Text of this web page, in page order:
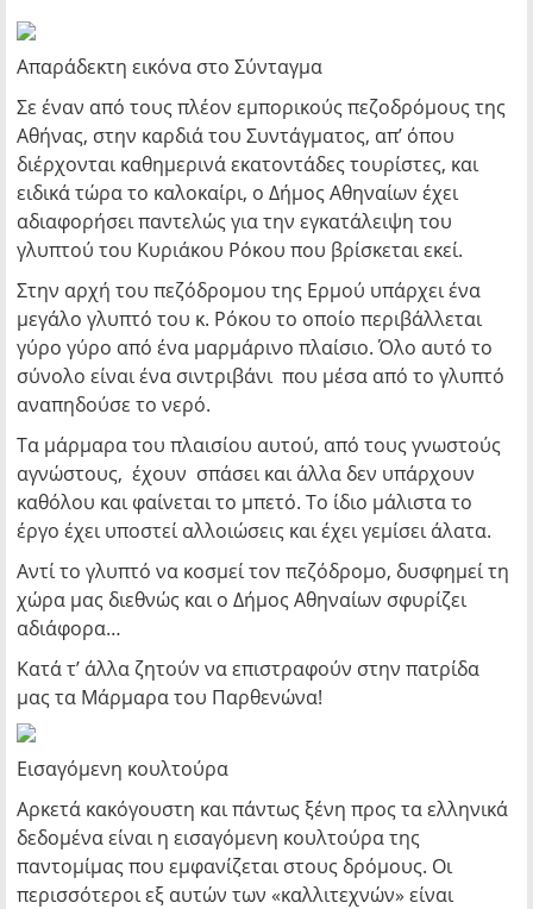
Απαράδεκτη εικόνα στο Σύνταγμα
Σε έναν από τους πλέον εμπορικούς πεζοδρόμους της
Αθήνας, στην καρδιά του Συντάγματος, απ’ όπου
διέρχονται καθημερινά εκατοντάδες τουρίστες, και
ειδικά τώρα το καλοκαίρι, ο Δήμος Αθηναίων έχει
αδιαφορήσει παντελώς για την εγκατάλειψη του
γλυπτού του Κυριάκου Ρόκου που βρίσκεται εκεί.
Στην αρχή του πεζόδρομου της Ερμού υπάρχει ένα
μεγάλο γλυπτό του κ. Ρόκου το οποίο περιβάλλεται
γύρο γύρο από ένα μαρμάρινο πλαίσιο. Όλο αυτό το
σύνολο είναι ένα σιντριβάνι που μέσα από το γλυπτό
αναπηδούσε το νερό.
Τα μάρμαρα του πλαισίου αυτού, από τους γνωστούς
αγνώστους, έχουν σπάσει και άλλα δεν υπάρχουν
καθόλου και φαίνεται το μπετό. Το ίδιο μάλιστα το
έργο έχει υποστεί αλλοιώσεις και έχει γεμίσει άλατα.
Αντί το γλυπτό να κοσμεί τον πεζόδρομο, δυσφημεί τη
χώρα μας διεθνώς και ο Δήμος Αθηναίων σφυρίζει
αδιάφορα…
Κατά τ’ άλλα ζητούν να επιστραφούν στην πατρίδα
μας τα Μάρμαρα του Παρθενώνα!
Εισαγόμενη κουλτούρα
Αρκετά κακόγουστη και πάντως ξένη προς τα ελληνικά
δεδομένα είναι η εισαγόμενη κουλτούρα της
παντομίμας που εμφανίζεται στους δρόμους. Οι
περισσότεροι εξ αυτών των «καλλιτεχνών» είναι